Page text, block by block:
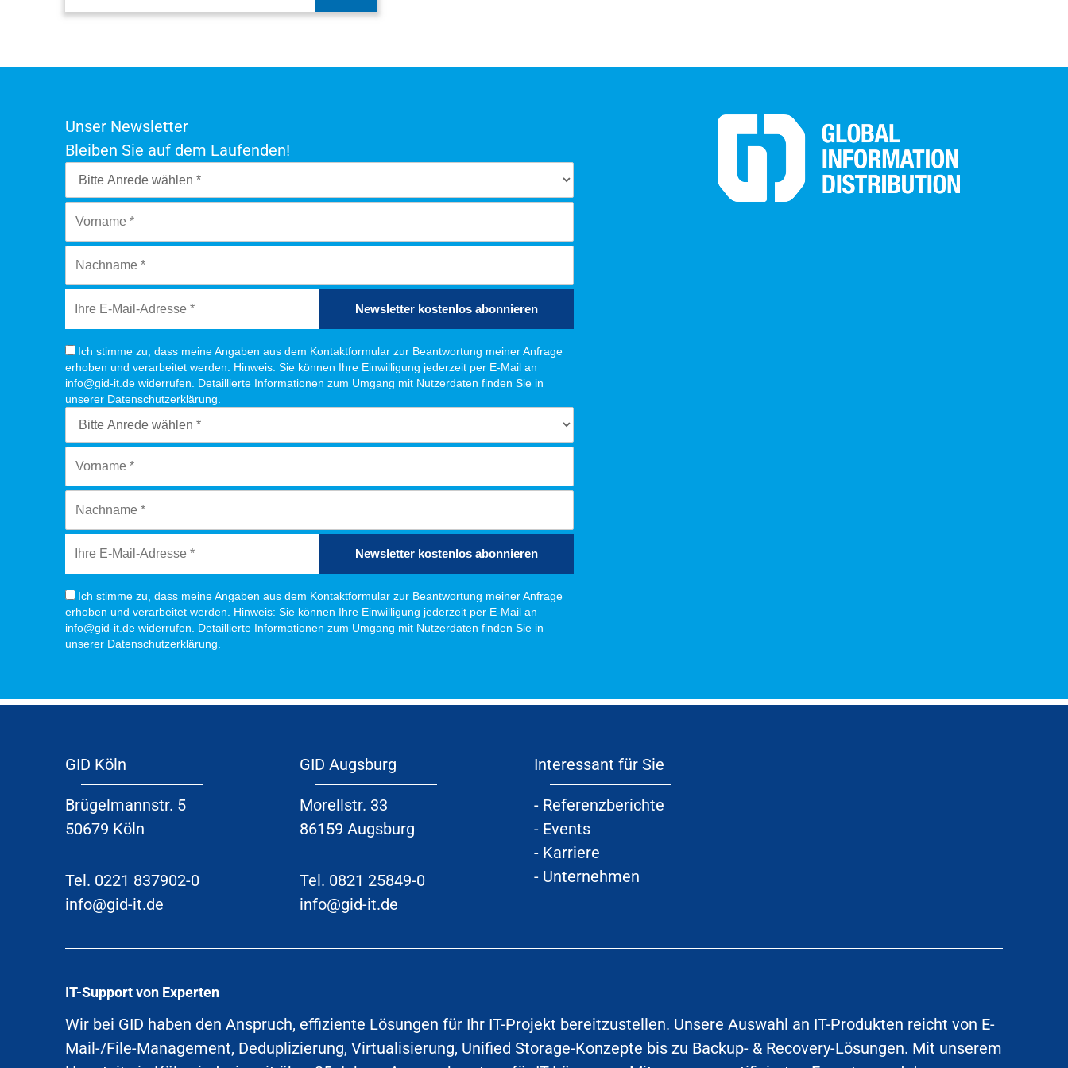
Unser Newsletter
Bleiben Sie auf dem Laufenden!
Newsletter kostenlos abonnieren
Ich stimme zu, dass meine Angaben aus dem Kontaktformular zur Beantwortung meiner Anfrage
erhoben und verarbeitet werden. Hinweis: Sie können Ihre Einwilligung jederzeit per E-Mail an
info@gid-it.de widerrufen. Detaillierte Informationen zum Umgang mit Nutzerdaten finden Sie in
unserer Datenschutzerklärung.
Newsletter kostenlos abonnieren
Ich stimme zu, dass meine Angaben aus dem Kontaktformular zur Beantwortung meiner Anfrage
erhoben und verarbeitet werden. Hinweis: Sie können Ihre Einwilligung jederzeit per E-Mail an
info@gid-it.de widerrufen. Detaillierte Informationen zum Umgang mit Nutzerdaten finden Sie in
unserer Datenschutzerklärung.
GID Köln
Brügelmannstr. 5
50679 Köln
Tel. 0221 837902-0
info@gid-it.de
GID Augsburg
Morellstr. 33
86159 Augsburg
Tel. 0821 25849-0
info@gid-it.de
Interessant für Sie
- Referenzberichte
- Events
- Karriere
- Unternehmen
IT-Support von Experten
Wir bei GID haben den Anspruch, effiziente Lösungen für Ihr IT-Projekt bereitzustellen. Unsere Auswahl an IT-Produkten reicht von E-
Mail-/File-Management, Deduplizierung, Virtualisierung, Unified Storage-Konzepte bis zu Backup- & Recovery-Lösungen. Mit unserem